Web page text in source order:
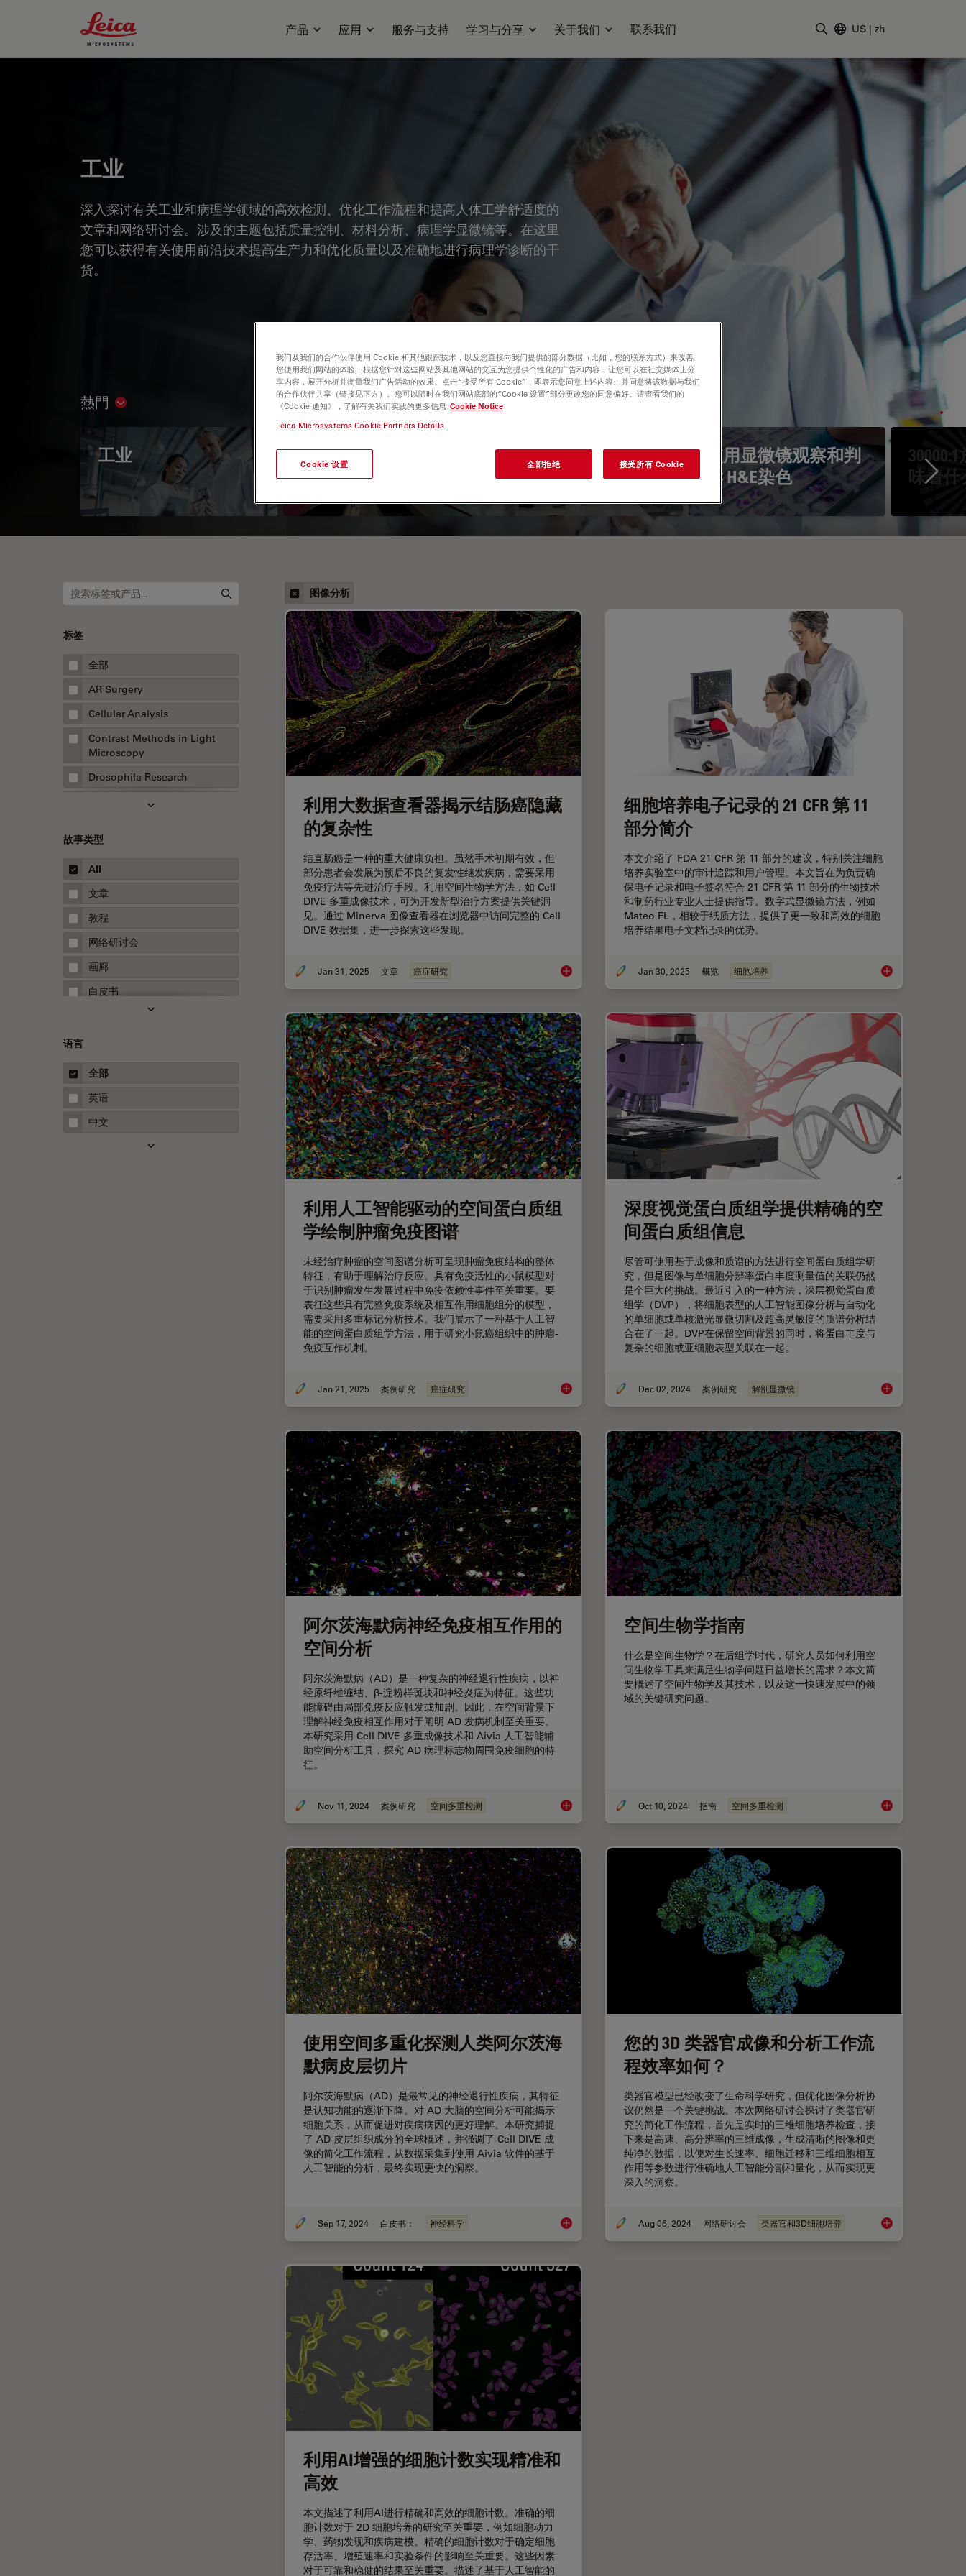
Leica Microsystems Logo
产品 应用 服务与支持 学习与分享 关于我们 联系我们 US | zh
工业
深入探讨有关工业和病理学领域的高效检测、优化工作流程和提高人体工学舒适度的
文章和网络研讨会。涉及的主题包括质量控制、材料分析、病理学显微镜等。在这里
您可以获得有关使用前沿技术提高生产力和优化质量以及准确地进行病理学诊断的干
货。
熱門 Show subnavigation
工业 偏振光显微观察
考虑采购体视显微镜
时的关键因素
使用显微镜观察和判
读 H&E染色
味着什
标签
全部
AR Surgery
Cellular Analysis
Contrast Methods in Light
Microscopy
Drosophila Research
EMBL 成像中心
FluoSync
HyD检测器（磷砷化镓混合检测
器）
Inverted Microscopy
Microhub成像
Neuro-Oncology
Neurovascular Surgery
故事类型
All
文章
教程
网络研讨会
画廊
白皮书
指南
语言
全部
英语
中文
图像分析
利用大数据查看器揭示结肠癌隐藏
的复杂性
结直肠癌是一种的重大健康负担。虽然手术初期有效，但
部分患者会发展为预后不良的复发性继发疾病，需要采用
免疫疗法等先进治疗手段。利用空间生物学方法，如 Cell
DIVE 多重成像技术，可为开发新型治疗方案提供关键洞
见。通过 Minerva 图像查看器在浏览器中访问完整的 Cell
DIVE 数据集，进一步探索这些发现。
Jan 31, 2025 文章 癌症研究 利用大数据查看器揭示结肠癌隐藏的复杂性
细胞培养电子记录的 21 CFR 第 11
部分简介
本文介绍了 FDA 21 CFR 第 11 部分的建议，特别关注细胞
培养实验室中的审计追踪和用户管理。本文旨在为负责确
保电子记录和电子签名符合 21 CFR 第 11 部分的生物技术
和制药行业专业人士提供指导。数字式显微镜方法，例如
Mateo FL，相较于纸质方法，提供了更一致和高效的细胞
培养结果电子文档记录的优势。
Jan 30, 2025 概览 细胞培养 细胞培养电子记录的
利用人工智能驱动的空间蛋白质组
学绘制肿瘤免疫图谱
未经治疗肿瘤的空间图谱分析可呈现肿瘤免疫结构的整体
特征，有助于理解治疗反应。具有免疫活性的小鼠模型对
于识别肿瘤发生发展过程中免疫依赖性事件至关重要。要
表征这些具有完整免疫系统及相互作用细胞组分的模型，
需要采用多重标记分析技术。我们展示了一种基于人工智
能的空间蛋白质组学方法，用于研究小鼠癌组织中的肿瘤-
免疫互作机制。
Jan 21, 2025 案例研究 癌症研究 利用人工智能驱动的空间蛋白质组学绘制肿瘤免疫图谱
深度视觉蛋白质组学提供精确的空
间蛋白质组信息
尽管可使用基于成像和质谱的方法进行空间蛋白质组学研
究，但是图像与单细胞分辨率蛋白丰度测量值的关联仍然
是个巨大的挑战。最近引入的一种方法，深层视觉蛋白质
组学（DVP），将细胞表型的人工智能图像分析与自动化
的单细胞或单核激光显微切割及超高灵敏度的质谱分析结
合在了一起。DVP在保留空间背景的同时，将蛋白丰度与
复杂的细胞或亚细胞表型关联在一起。
Dec 02, 2024 案例研究 解剖显微镜 深度视觉蛋白质组学
阿尔茨海默病神经免疫相互作用的
空间分析
阿尔茨海默病（AD）是一种复杂的神经退行性疾病，以神
经原纤维缠结、β-淀粉样斑块和神经炎症为特征。这些功
能障碍由局部免疫反应触发或加剧。因此，在空间背景下
理解神经免疫相互作用对于阐明 AD 发病机制至关重要。
本研究采用 Cell DIVE 多重成像技术和 Aivia 人工智能辅
助空间分析工具，探究 AD 病理标志物周围免疫细胞的特
征。
Nov 11, 2024 案例研究 空间多重检测 阿尔茨海默病神经免疫相互作用的空间分析
空间生物学指南
什么是空间生物学？在后组学时代，研究人员如何利用空
间生物学工具来满足生物学问题日益增长的需求？本文简
要概述了空间生物学及其技术，以及这一快速发展中的领
域的关键研究问题。
Oct 10, 2024 指南 空间多重检测 空间生物学指南
使用空间多重化探测人类阿尔茨海
默病皮层切片
阿尔茨海默病（AD）是最常见的神经退行性疾病，其特征
是认知功能的逐渐下降。对 AD 大脑的空间分析可能揭示
细胞关系，从而促进对疾病病因的更好理解。本研究捕捉
了 AD 皮层组织成分的全球概述，并强调了 Cell DIVE 成
像的简化工作流程，从数据采集到使用 Aivia 软件的基于
人工智能的分析，最终实现更快的洞察。
Sep 17, 2024 白皮书： 神经科学 使用空间多重化探测人类阿尔茨海默病皮层切片
您的 3D 类器官成像和分析工作流
程效率如何？
类器官模型已经改变了生命科学研究，但优化图像分析协
议仍然是一个关键挑战。本次网络研讨会探讨了类器官研
究的简化工作流程，首先是实时的三维细胞培养检查，接
下来是高速、高分辨率的三维成像，生成清晰的图像和更
纯净的数据，以便对生长速率、细胞迁移和三维细胞相互
作用等参数进行准确地人工智能分割和量化，从而实现更
深入的洞察。
Aug 06, 2024 网络研讨会 类器官和3D细胞培养 您的 3D 类器官成像
利用AI增强的细胞计数实现精准和
高效
本文描述了利用AI进行精确和高效的细胞计数。准确的细
胞计数对于 2D 细胞培养的研究至关重要，例如细胞动力
学、药物发现和疾病建模。精确的细胞计数对于确定细胞
存活率、增殖速率和实验条件的影响至关重要。这些因素
对于可靠和稳健的结果至关重要。描述了基于人工智能的
我们及我们的合作伙伴使用 Cookie 和其他跟踪技术，以及您直接向我们提供的部分数据（比如，您的联系方式）来改善
您使用我们网站的体验，根据您针对这些网站及其他网站的交互为您提供个性化的广告和内容，让您可以在社交媒体上分
享内容，展开分析并衡量我们广告活动的效果。点击“接受所有 Cookie”，即表示您同意上述内容，并同意将该数据与我们
的合作伙伴共享（链接见下方）。您可以随时在我们网站底部的“Cookie 设置”部分更改您的同意偏好。请查看我们的
《Cookie 通知》，了解有关我们实践的更多信息 Cookie Notice
Leica Microsystems Cookie Partners Details
Cookie 设置 全部拒绝 接受所有 Cookie